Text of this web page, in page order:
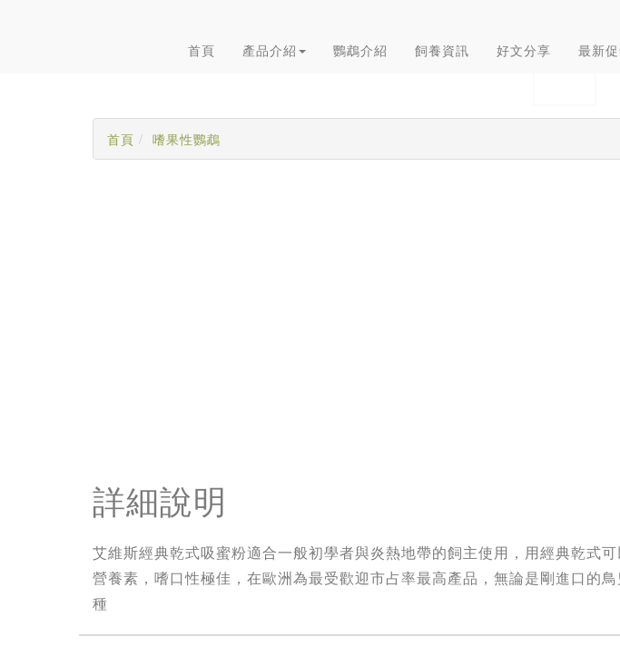
首頁 產品介紹 鸚鵡介紹 飼養資訊 好文分享 最新
首頁 嗜果性鸚鵡
詳細說明
艾維斯經典乾式吸蜜粉適合一般初學者與炎熱地帶的飼主使用，用經典乾式
營養素，嗜口性極佳，在歐洲為最受歡迎市占率最高產品，無論是剛進口的
種